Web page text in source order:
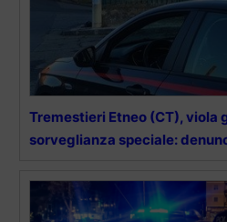
Tremestieri Etneo (CT), viola
sorveglianza speciale: